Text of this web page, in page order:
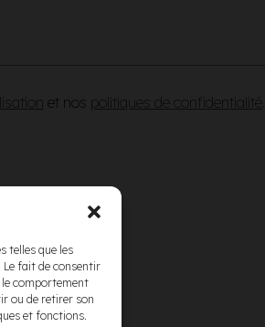
telles que les
fait de consentir
le comportement
ou de retirer son
et fonctions.
et nos politiques de confidentialité